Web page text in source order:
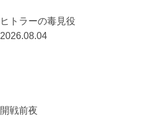
ヒトラーの毒見役
2026.08.04
開戦前夜